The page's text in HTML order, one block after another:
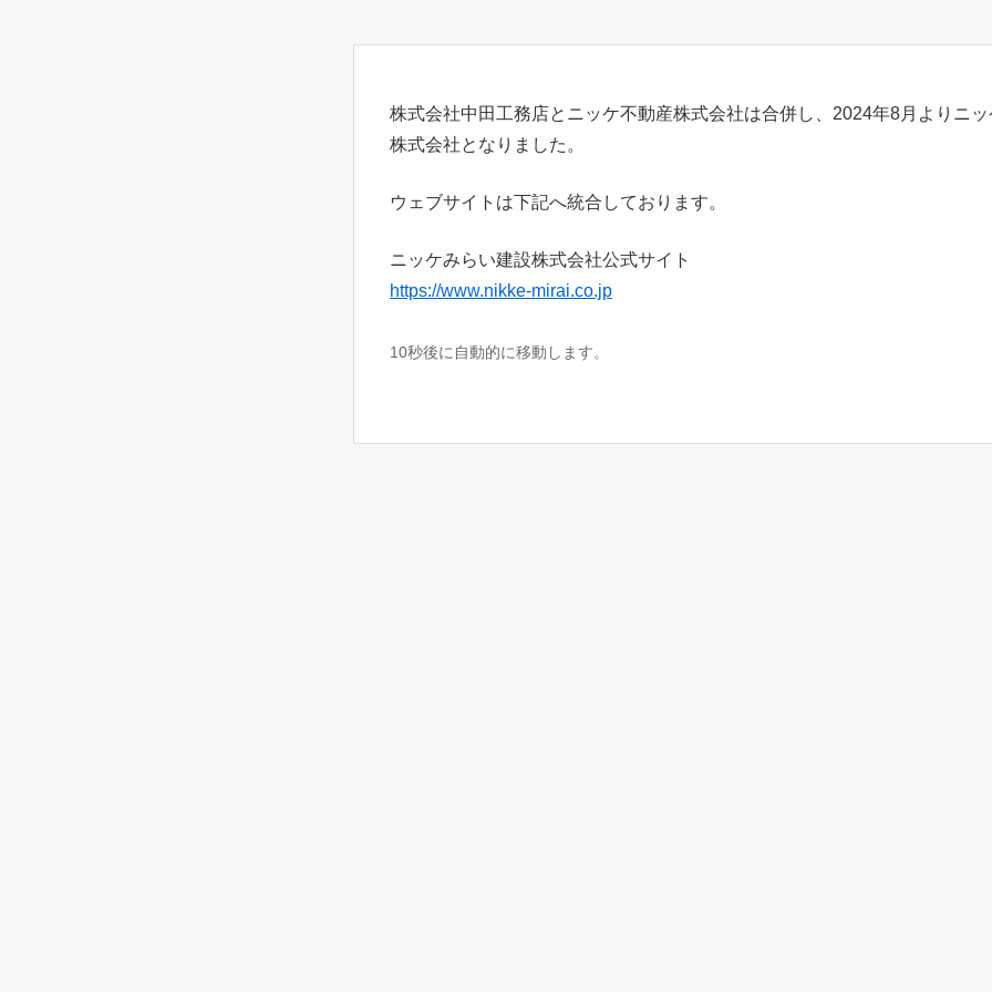
株式会社中田工務店とニッケ不動産株式会社は合併し、2024年8月よりニ
株式会社となりました。
ウェブサイトは下記へ統合しております。
ニッケみらい建設株式会社公式サイト
https://www.nikke-mirai.co.jp
10秒後に自動的に移動します。